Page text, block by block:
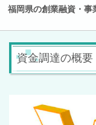
福岡県の創業融資・事
資金調達の概要